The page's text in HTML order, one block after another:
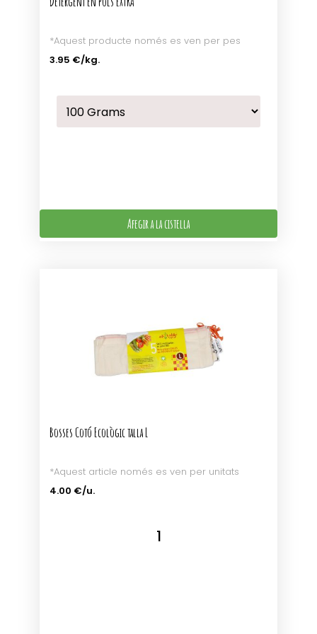
*Aquest producte només es ven per pes
3.95 €/kg.
Afegir a la cistella
Bosses Cotó Ecològic talla L
*Aquest article només es ven per unitats
4.00 €/u.